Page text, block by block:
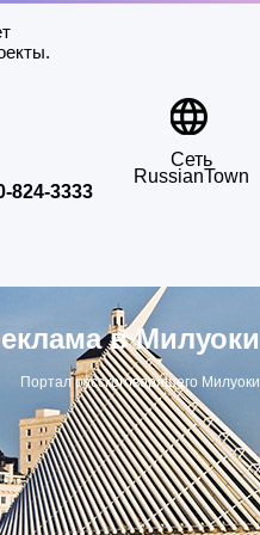
824-3333
Сеть
RussianTown
в Милуоки
Портал русскоговорящего Милуоки